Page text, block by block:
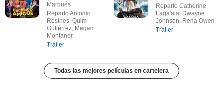
Marqués
Reparto Antonio
Resines, Quim
Gutiérrez, Megan
Montaner
Tráiler
Reparto Catherine
Laga'aia, Dwayne
Johnson, Rena Owen
Tráiler
Todas las mejores películas en cartelera